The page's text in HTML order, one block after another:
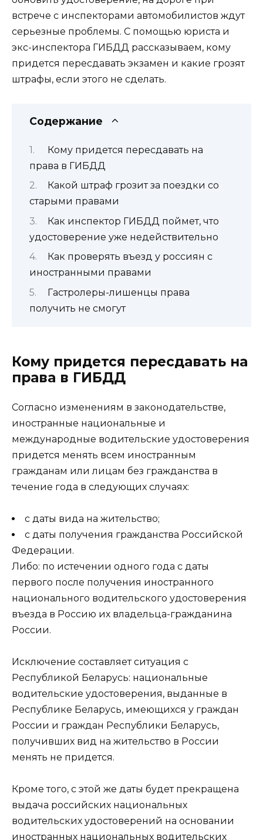
встрече с инспекторами автомобилистов ждут
серьезные проблемы. С помощью юриста и
экс-инспектора ГИБДД рассказываем, кому
придется пересдавать экзамен и какие грозят
штрафы, если этого не сделать.
Содержание
Кому придется пересдавать на
права в ГИБДД
Какой штраф грозит за поездки со
старыми правами
Как инспектор ГИБДД поймет, что
удостоверение уже недействительно
Как проверять въезд у россиян с
иностранными правами
Гастролеры-лишенцы права
получить не смогут
Кому придется пересдавать на
права в ГИБДД
Согласно изменениям в законодательстве,
иностранные национальные и
международные водительские удостоверения
придется менять всем иностранным
гражданам или лицам без гражданства в
течение года в следующих случаях:
с даты вида на жительство;
с даты получения гражданства Российской
Федерации.
Либо: по истечении одного года с даты
первого после получения иностранного
национального водительского удостоверения
въезда в Россию их владельца-гражданина
России.
Исключение составляет ситуация с
Республикой Беларусь: национальные
водительские удостоверения, выданные в
Республике Беларусь, имеющихся у граждан
России и граждан Республики Беларусь,
получивших вид на жительство в России
менять не придется.
Кроме того, с этой же даты будет прекращена
выдача российских национальных
водительских удостоверений на основании
иностранных национальных водительских